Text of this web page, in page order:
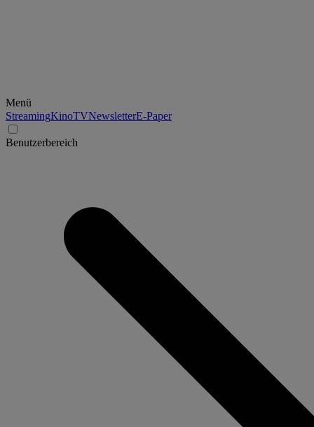
Menü
StreamingKinoTVNewsletterE-Paper
Benutzerbereich